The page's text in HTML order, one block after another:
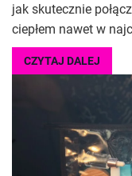
jak skutecznie
ciepłem nawet w
CZYTAJ DALEJ